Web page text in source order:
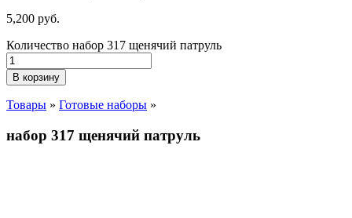
5,200 руб.
Количество набор 317 щенячий патруль
В корзину
Товары » Готовые наборы »
набор 317 щенячий патруль